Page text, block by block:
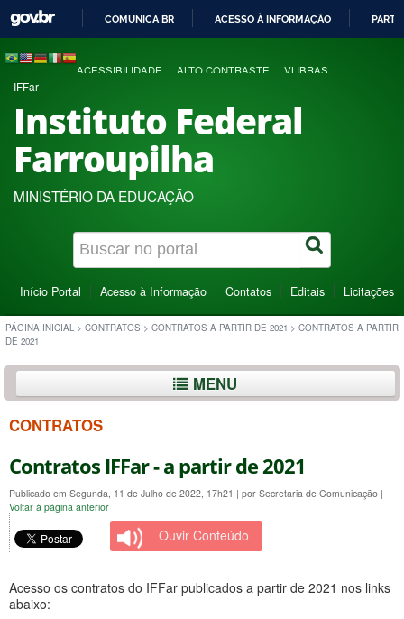
COMUNICA BR ACESSO À INFORMAÇÃO
ACESSIBILIDADE ALTO CONTRASTE VLIBRAS
IFFar
Instituto Federal
Farroupilha
MINISTÉRIO DA EDUCAÇÃO
Início Portal Acesso à Informação Contatos Editais Licitações
PÁGINA INICIAL > CONTRATOS > CONTRATOS A PARTIR DE 2021 > CONTRATOS A PARTIR
DE 2021
MENU
CONTRATOS
Contratos IFFar - a partir de 2021
Publicado em Segunda, 11 de Julho de 2022, 17h21 | por Secretaria de Comunicação |
Voltar à página anterior
Ouvir Conteúdo
Acesso os contratos do IFFar publicados a partir de 2021 nos links
abaixo: